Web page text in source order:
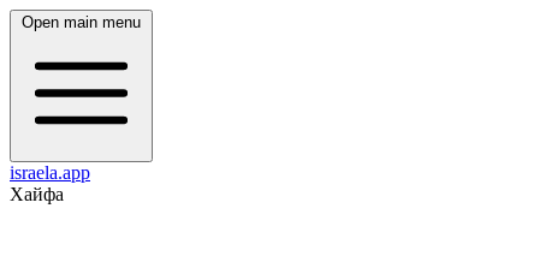
Open main menu
israela.app
Хайфа